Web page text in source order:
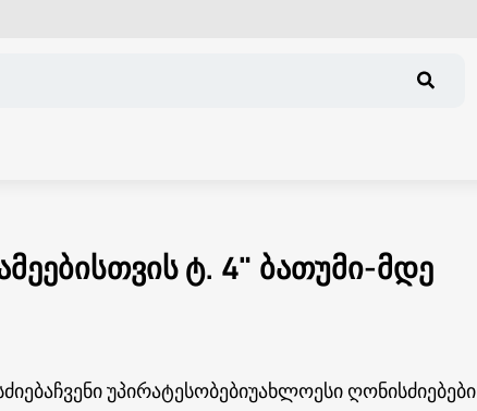
ტ. 4" ბათუმი-მდე
ᲩᲕᲔᲜᲘ ᲣᲞᲘᲠᲐᲢᲔᲡᲝᲑᲔᲑᲘᲣᲐᲮᲚᲝᲔᲡᲘ ᲦᲝᲜᲘᲡᲫᲘᲔᲑᲔᲑᲘ